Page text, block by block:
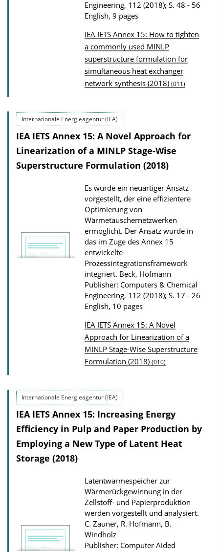
Engineering, 112 (2018); S. 48 - 56
English, 9 pages
P
u
b
l
c
a
t
i
o
n
D
o
w
n
l
o
a
d
s
IEA IETS Annex 15: How to tighten
a commonly used MINLP
superstructure formulation for
simultaneous heat exchanger
network synthesis (2018) (011)
Internationale Energieagentur (IEA)
IEA IETS Annex 15: A Novel Approach for
Linearization of a MINLP Stage-Wise
Superstructure Formulation (2018)
Es wurde ein neuartiger Ansatz
vorgestellt, der eine effizientere
Optimierung von
Wärmetauschernetzwerken
ermöglicht. Der Ansatz wurde in
das im Zuge des Annex 15
entwickelte
Prozessintegrationsframework
integriert. Beck, Hofmann
Publisher: Computers & Chemical
Engineering, 112 (2018); S. 17 - 26
English, 10 pages
P
u
b
i
c
a
t
i
D
o
w
n
l
IEA IETS Annex 15: A Novel
Approach for Linearization of a
MINLP Stage-Wise Superstructure
Formulation (2018) (010)
Internationale Energieagentur (IEA)
IEA IETS Annex 15: Increasing Energy
Efficiency in Pulp and Paper Production by
Employing a New Type of Latent Heat
Storage (2018)
Latentwärmespeicher zur
Wärmerückgewinnung in der
Zellstoff- und Papierproduktion
werden vorgestellt und analysiert.
C. Zauner, R. Hofmann, B.
Windholz
Publisher: Computer Aided